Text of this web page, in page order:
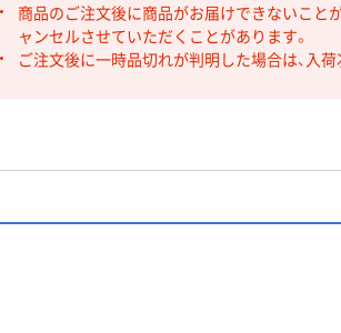
商品のご注文後に商品がお届けできないこと
ャンセルさせていただくことがあります。
ご注文後に一時品切れが判明した場合は、入荷